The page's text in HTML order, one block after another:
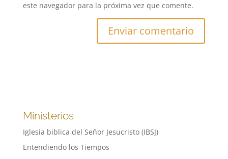
este navegador para la próxima vez que comente.
Ministerios
Iglesia biblica del Señor Jesucristo (IBSJ)
Entendiendo los Tiempos